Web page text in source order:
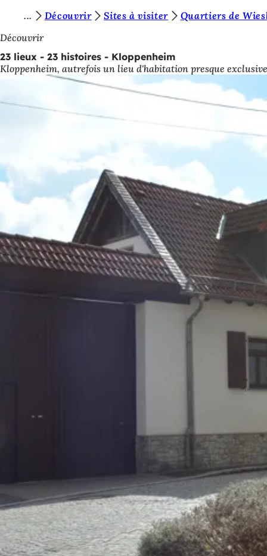
Accéder au contenu
o
u
s
i
c
Découvrir Sites à visiter
Quartiers de
Découvrir
23 lieux - 23 histoires - Kloppenheim
Kloppenheim, autrefois un lieu d'habitation presque